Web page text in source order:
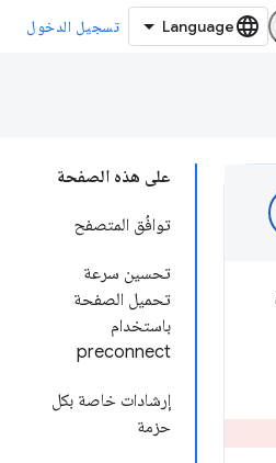
تسجيل الدخول
على هذه الصفحة
توافُق المتصفح
تحسين سرعة
تحميل الصفحة
باستخدام
preconnect
إرشادات خاصة بكل
حزمة